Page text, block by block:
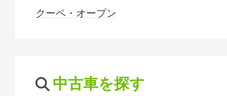
クーペ・オープン
中古車を探す